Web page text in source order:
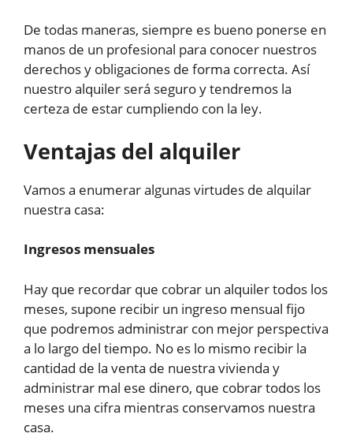
De todas maneras, siempre es bueno ponerse en
manos de un profesional para conocer nuestros
derechos y obligaciones de forma correcta. Así
nuestro alquiler será seguro y tendremos la
certeza de estar cumpliendo con la ley.
Ventajas del alquiler
Vamos a enumerar algunas virtudes de alquilar
nuestra casa:
Ingresos mensuales
Hay que recordar que cobrar un alquiler todos los
meses, supone recibir un ingreso mensual fijo
que podremos administrar con mejor perspectiva
a lo largo del tiempo. No es lo mismo recibir la
cantidad de la venta de nuestra vivienda y
administrar mal ese dinero, que cobrar todos los
meses una cifra mientras conservamos nuestra
casa.